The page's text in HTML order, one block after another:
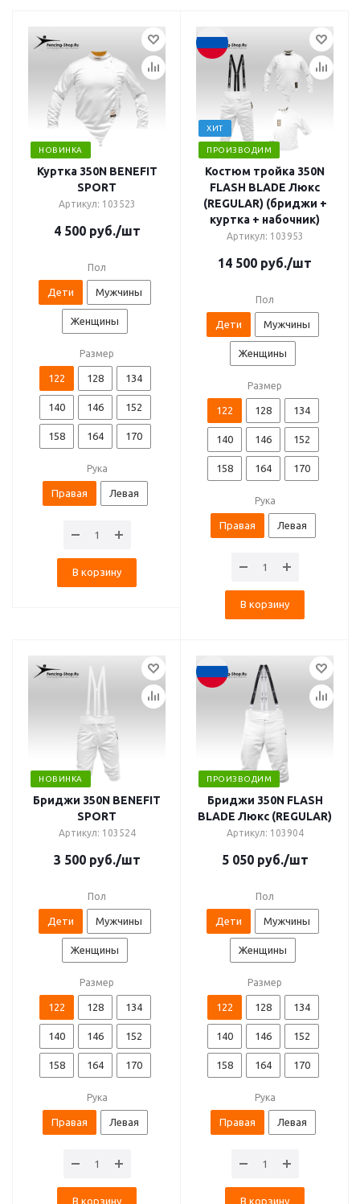
НОВИНКА
Куртка 350N BENEFIT
SPORT
Артикул: 103523
4 500руб./шт
Пол
Дети Мужчины
Женщины
Размер
122 128 134
140 146 152
158 164 170
Рука
Правая Левая
В корзину
ХИТ
ПРОИЗВОДИМ
Костюм тройка 350N
FLASH BLADE Люкс
(REGULAR) (бриджи +
куртка + набочник)
Артикул: 103953
14 500 руб./шт
Пол
Дети Мужчины
Женщины
Размер
122 128 134
140 146 152
158 164 170
Рука
Правая Левая
В корзину
НОВИНКА
Бриджи 350N BENEFIT
SPORT
Артикул: 103524
3 500руб./шт
Пол
Дети Мужчины
Женщины
Размер
122 128 134
140 146 152
158 164 170
Рука
Правая Левая
В корзину
ПРОИЗВОДИМ
Бриджи 350N FLASH
BLADE Люкс (REGULAR)
Артикул: 103904
5 050руб./шт
Пол
Дети Мужчины
Женщины
Размер
122 128 134
140 146 152
158 164 170
Рука
Правая Левая
В корзину